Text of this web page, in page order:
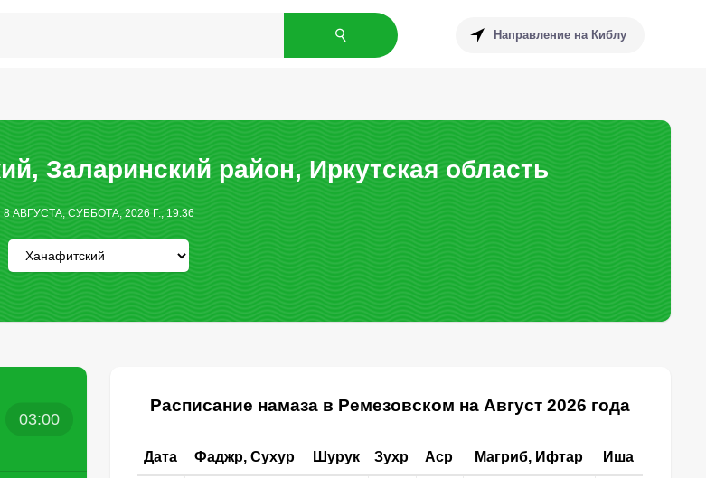
Направление на Киблу
Заларинский район, Иркутская область
8 АВГУСТА, СУББОТА, 2026 Г., 19:36
03:00
Расписание намаза в Ремезовском на Август 2026 года
Дата Фаджр, Сухур Шурук Зухр Аср Магриб, Ифтар Иша